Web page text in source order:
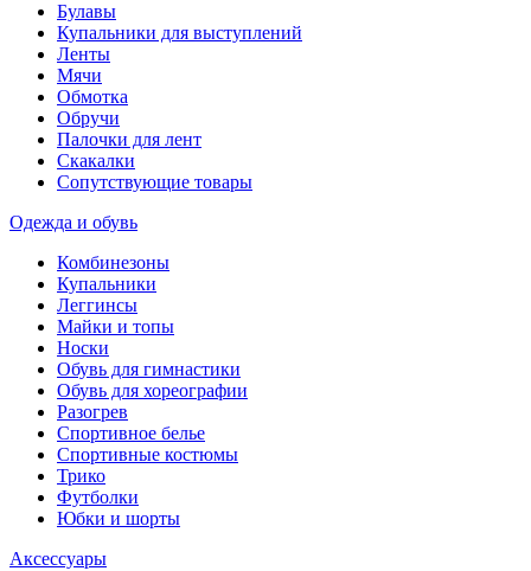
Булавы
Купальники для выступлений
Ленты
Мячи
Обмотка
Обручи
Палочки для лент
Скакалки
Сопутствующие товары
Одежда и обувь
Комбинезоны
Купальники
Леггинсы
Майки и топы
Носки
Обувь для гимнастики
Обувь для хореографии
Разогрев
Спортивное белье
Спортивные костюмы
Трико
Футболки
Юбки и шорты
Аксессуары